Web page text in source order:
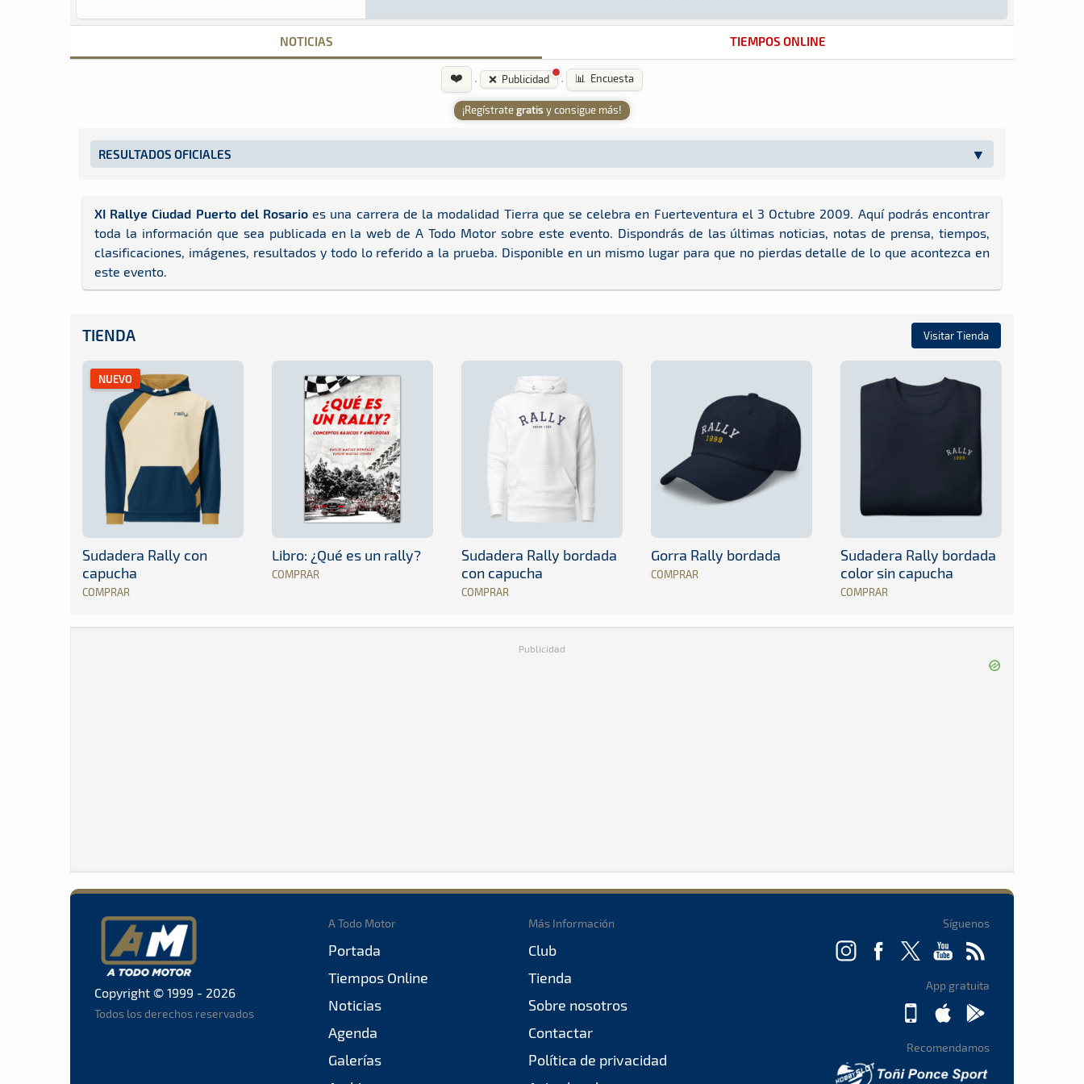
NOTICIAS TIEMPOS ONLINE
❤️ · ❌ Publicidad · 📊 Encuesta
¡Regístrategratis y consigue más!
RESULTADOS OFICIALES
XI Rallye Ciudad Puerto del Rosario es una carrera de la modalidad Tierra que se celebra en Fuerteventura el 3 Octubre 2009. Aquí podrás encontrar
toda la información que sea publicada en la web de A Todo Motor sobre este evento. Dispondrás de las últimas noticias, notas de prensa, tiempos,
clasificaciones, imágenes, resultados y todo lo referido a la prueba. Disponible en un mismo lugar para que no pierdas detalle de lo que acontezca en
este evento.
TIENDA Visitar Tienda
NUEVO
Sudadera Rally con
capucha
COMPRAR
Libro: ¿Qué es un rally?
COMPRAR
Sudadera Rally bordada
con capucha
COMPRAR
Gorra Rally bordada
COMPRAR
Sudadera Rally bordada
color sin capucha
COMPRAR
Publicidad
Copyright © 1999 - 2026
Todos los derechos reservados
A Todo Motor
Portada
Tiempos Online
Noticias
Agenda
Galerías
Más Información
Club
Tienda
Sobre nosotros
Contactar
Política de privacidad
Síguenos
App gratuita
Recomendamos